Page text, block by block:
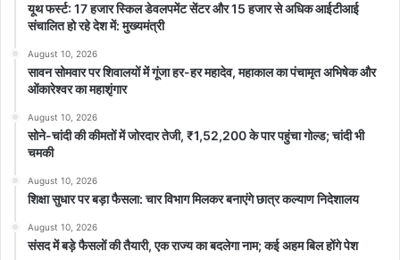
काफी लोकप्रिय साबित हो रही है.
इस व्यवस्था से उम्मीदवारों को पहले से पता रहता है कि भर्ती कब निकलेगी और
परीक्षा कब आयोजित हो सकती है. इससे उन्हें अपनी तैयारी की बेहतर योजना बनाने
में मदद मिलती है. पहले जहां भर्ती संबंधी अनिश्चितता बनी रहती थी, वहीं अब युवाओं
अफवाहों और गलत सूचनाओं पर सख्ती
बातचीत मजबूत करने के निर्देश भी दिए. उन्होंने कहा कि भर्ती प्रक्रिया से जुड़ी
चाहिए.उन्होंने अधिकारियों से कहा कि अभ्यर्थियों तक सही और प्रमाणिक जानकारी
यूथ फर्स्ट: 17 हजार स्किल डेवलपमेंट सेंटर और 15 हजार से अधिक आईटीआई
संचालित हो रहे देश में: मुख्यमंत्री
August 10, 2026
सावन सोमवार पर शिवालयों में गूंजा हर-हर महादेव, महाकाल का पंचामृत अभिषेक और
ओंकारेश्वर का महाशृंगार
August 10, 2026
सोने-चांदी की कीमतों में जोरदार तेजी, ₹1,52,200 के पार पहुंचा गोल्ड; चांदी भी
चमकी
August 10, 2026
शिक्षा सुधार पर बड़ा फैसला: चार विभाग मिलकर बनाएंगे छात्र कल्याण निदेशालय
August 10, 2026
संसद में बड़े फैसलों की तैयारी, एक राज्य का बदलेगा नाम; कई अहम बिल होंगे पेश